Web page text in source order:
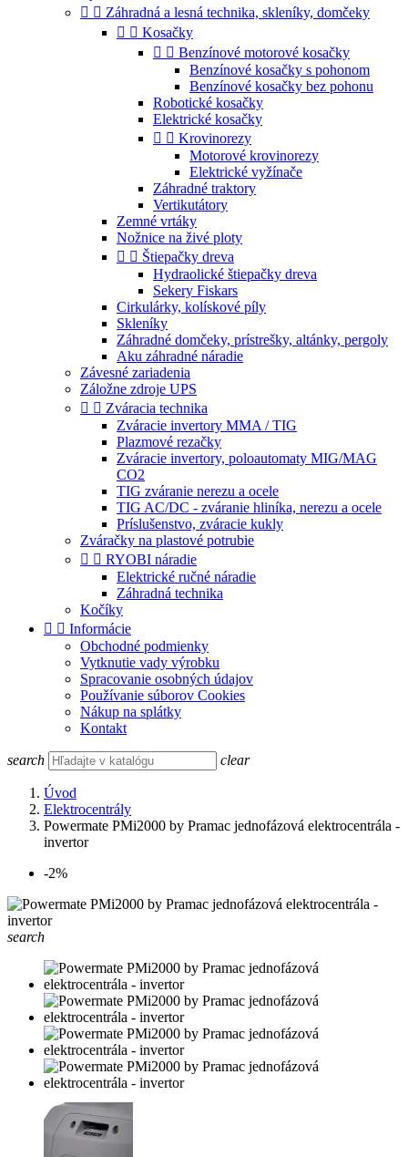
  Záhradná a lesná technika, skleníky, domčeky
  Kosačky
  Benzínové motorové kosačky
Benzínové kosačky s pohonom
Benzínové kosačky bez pohonu
Robotické kosačky
Elektrické kosačky
  Krovinorezy
Motorové krovinorezy
Elektrické vyžínače
Záhradné traktory
Vertikutátory
Zemné vrtáky
Nožnice na živé ploty
  Štiepačky dreva
Hydraolické štiepačky dreva
Sekery Fiskars
Cirkulárky, kolískové píly
Skleníky
Záhradné domčeky, prístrešky, altánky, pergoly
Aku záhradné náradie
Závesné zariadenia
Záložne zdroje UPS
  Zváracia technika
Zváracie invertory MMA / TIG
Plazmové rezačky
Zváracie invertory, poloautomaty MIG/MAG
CO2
TIG zváranie nerezu a ocele
TIG AC/DC - zváranie hliníka, nerezu a ocele
Príslušenstvo, zváracie kukly
Zváračky na plastové potrubie
  RYOBI náradie
Elektrické ručné náradie
Záhradná technika
Kočíky
  Informácie
Obchodné podmienky
Vytknutie vady výrobku
Spracovanie osobných údajov
Používanie súborov Cookies
Nákup na splátky
Kontakt
search clear
Úvod
Elektrocentrály
Powermate PMi2000 by Pramac jednofázová elektrocentrála -
invertor
-2%
search